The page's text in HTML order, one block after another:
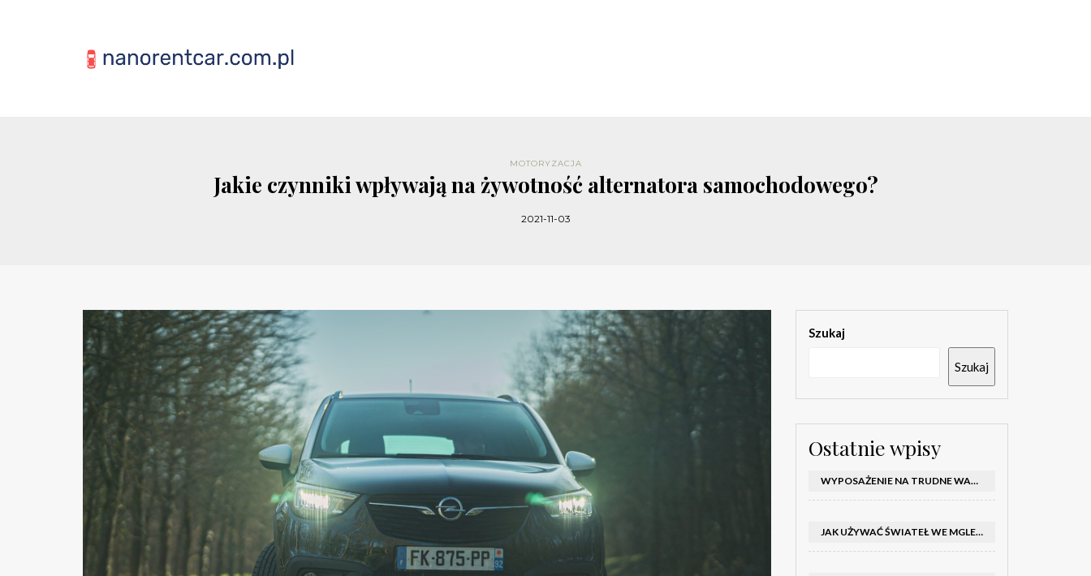
MOTORYZACJA
Jakie czynniki wpływają na żywotność alternatora samochodowego?
2021-11-03
Szukaj
Szukaj
Ostatnie wpisy
WYPOSAŻENIE NA TRUDNE WARUNKI W SAMOCHODZIE: CO MIEĆ ZIMĄ, W TRASIE I NA WYPADEK AWARII
JAK UŻYWAĆ ŚWIATEŁ WE MGLE – KIEDY WŁĄCZYĆ MIJANIA I PRZECIWMGIELNE ORAZ CZEGO NIE ROBIĆ